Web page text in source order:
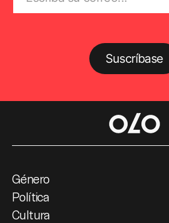
Suscríbase
Género
Política
Cultura